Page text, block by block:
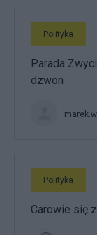
Polityka
Parada
dzwon
marek.w
Polityka
Carowie się